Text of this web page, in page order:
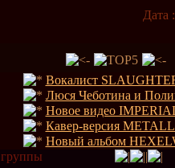
Дата :
Вокалист
Люся Чеботина и
Новое видео
Кавер-версия
Новый альбом
группы